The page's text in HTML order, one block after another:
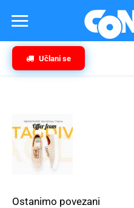
Učlani se
Ostanimo povezani